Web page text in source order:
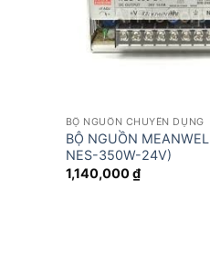
BỘ NGUỒN CHUYÊN DỤNG
BỘ NGUỒN
NES-350W-24V)
1,140,000₫